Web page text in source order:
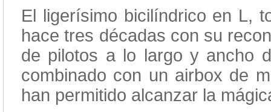
El ligerísimo bicilíndrico en L,
hace tres décadas con su
de pilotos a lo largo y ancho
combinado con un airbox de
han permitido alcanzar la